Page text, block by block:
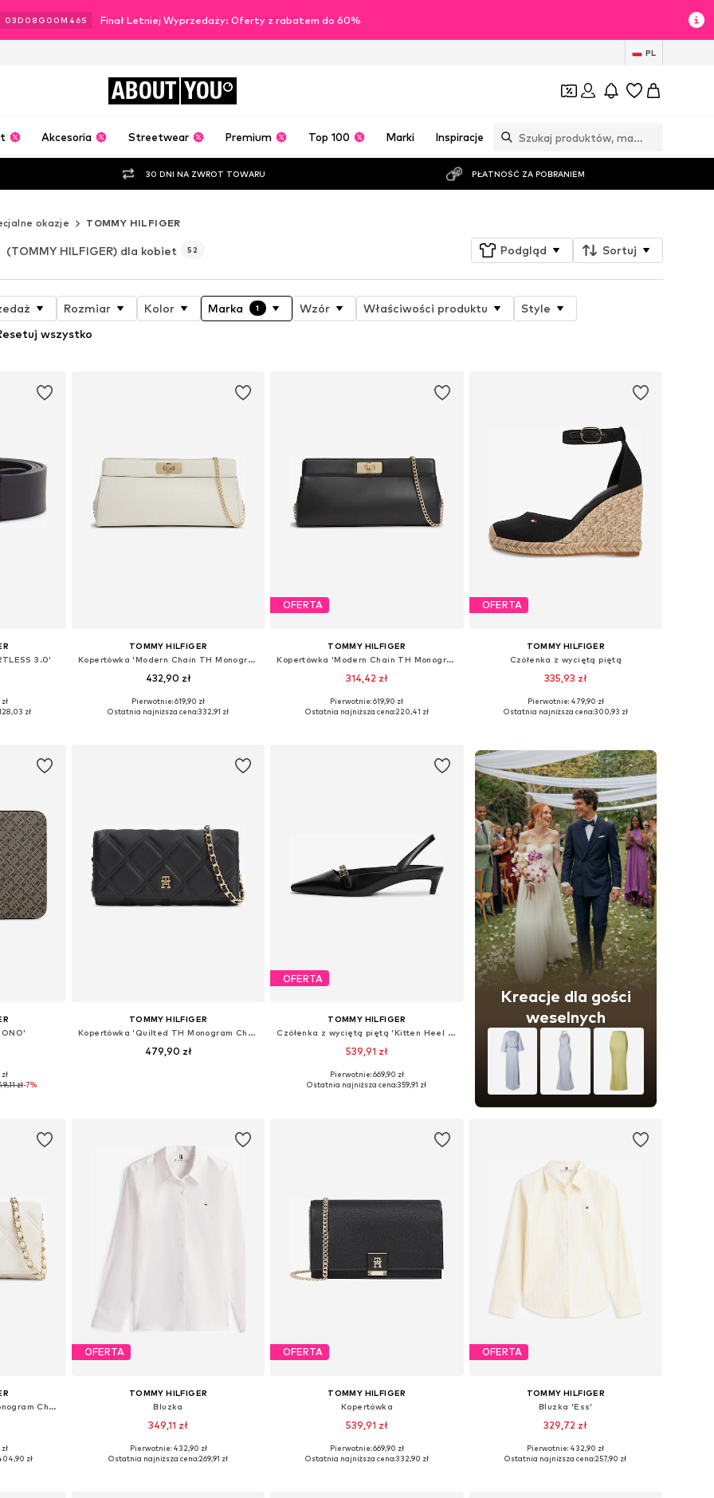
03D 08 G 00M 44S Finał Letniej Wyprzedaży: Oferty z rabatem do 60%
PL
ABOUT YOU
Akcesoria Streetwear Premium Top 100 Marki Inspiracje
30 DNI NA ZWROT TOWARU PŁATNOŚĆ ZA POBRANIEM
okazje TOMMY HILFIGER
(TOMMY HILFIGER) dla kobiet 52 Podgląd Sortuj
Rozmiar Kolor Marka 1 Wzór Właściwości produktu
Style
wszystko
3.0'
zł
TOMMY HILFIGER
Kopertówka 'Modern Chain TH Monogram Clasp Clutch'
432,90 zł
Dostępne rozmiary: One Size
Pierwotnie: 619,90 zł
Ostatnia najniższa cena:332,91 zł
OFERTA
TOMMY HILFIGER
Kopertówka 'Modern Chain TH Monogram Clasp Clutch'
314,42 zł
Dostępne rozmiary: One Size
Pierwotnie: 619,90 zł
Ostatnia najniższa cena:220,41 zł
OFERTA
TOMMY HILFIGER
Czółenka z wyciętą piętą
335,93 zł
Dostępne rozmiary: 37, 38, 39, 40, 41
Pierwotnie: 479,90 zł
Ostatnia najniższa cena:300,93 zł
Size
zł-7%
TOMMY HILFIGER
Kopertówka 'Quilted TH Monogram Chain Strap'
479,90 zł
OFERTA
TOMMY HILFIGER
Czółenka z wyciętą piętą 'Kitten Heel Slingbacks'
539,91 zł
Dostępne rozmiary: 36, 37, 38, 39, 40, 41
Pierwotnie: 669,90 zł
Ostatnia najniższa cena:359,91 zł
Kreacje dla gości
weselnych
Kopertówka 'Quilted TH Monogram Chain Strap'
Size
zł
OFERTA
TOMMY HILFIGER
Bluzka
349,11 zł
Dostępne w różnych rozmiarach
Pierwotnie: 432,90 zł
Ostatnia najniższa cena:269,91 zł
OFERTA
TOMMY HILFIGER
Kopertówka
539,91 zł
Dostępne rozmiary: One Size
Pierwotnie: 669,90 zł
Ostatnia najniższa cena:332,90 zł
OFERTA
TOMMY HILFIGER
Bluzka 'Ess'
329,72 zł
+2
Dostępne rozmiary: XS, M, L, XL, XXL
Pierwotnie: 432,90 zł
Ostatnia najniższa cena:257,90 zł